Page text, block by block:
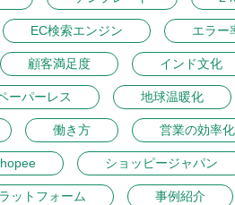
EC検索エンジン エラー
顧客満足度 インド文化
ーパーレス 地球温暖化
働き方 営業の効率化
ショッピージャパン
ットフォーム 事例紹介